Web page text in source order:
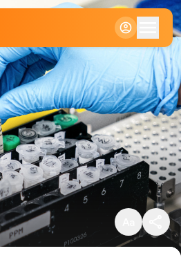
Klein
Standaard
Groot